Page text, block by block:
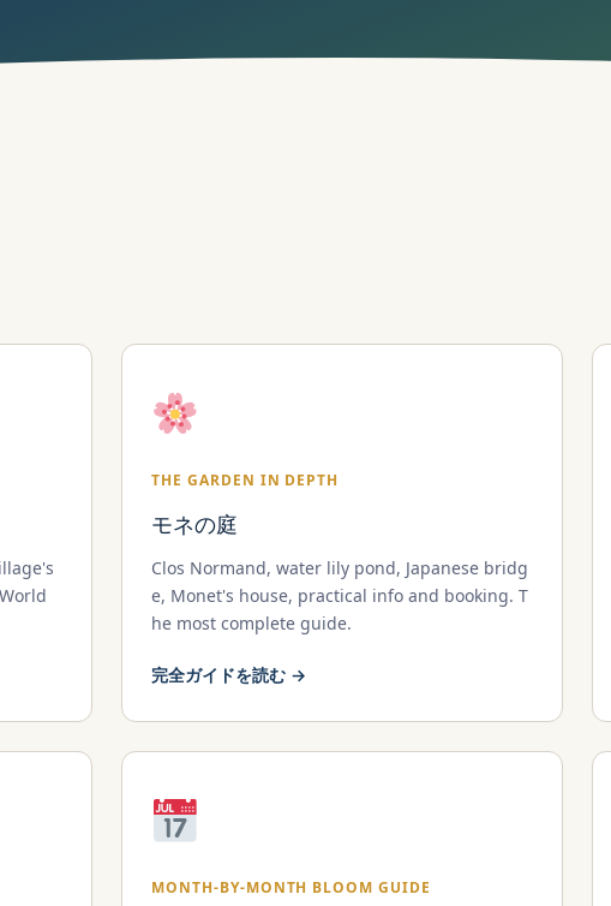
THE GARDEN IN DEPTH
モネの庭
Clos Normand, water lily pond, Japanese bridg
e, Monet's house, practical info and booking. T
he most complete guide.
完全ガイドを読む →
MONTH-BY-MONTH BLOOM GUIDE